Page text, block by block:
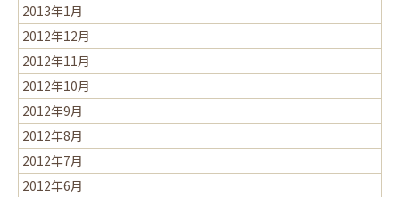
2013年1月
2012年12月
2012年11月
2012年10月
2012年9月
2012年8月
2012年7月
2012年6月